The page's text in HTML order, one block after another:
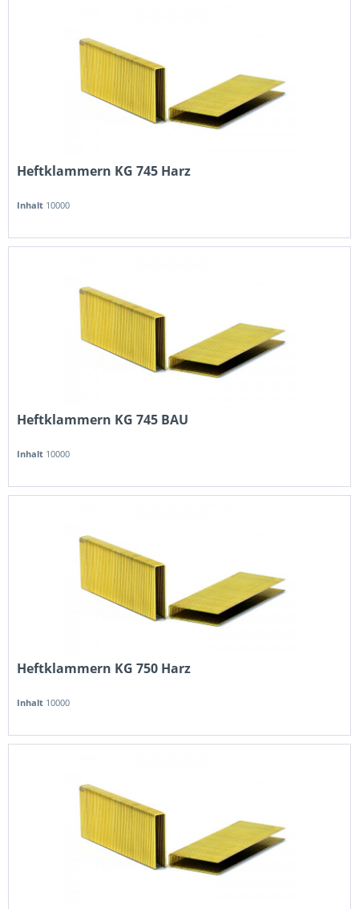
Heftklammern KG 745 Harz
Inhalt 10000
Heftklammern KG 745 BAU
Inhalt 10000
Heftklammern KG 750 Harz
Inhalt 10000